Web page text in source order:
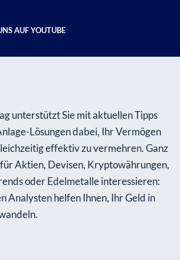
AUF YOUTUBE
unterstützt Sie mit aktuellen Tipps
Lösungen dabei, Ihr Vermögen
effektiv zu vermehren. Ganz
für Aktien, Devisen, Kryptowährungen,
oder Edelmetalle interessieren:
Analysten helfen Ihnen, Ihr Geld in